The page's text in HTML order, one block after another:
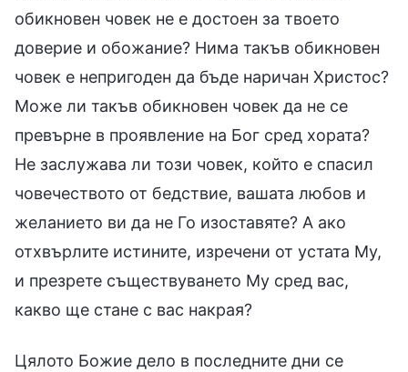
обикновен човек не е достоен за твоето
доверие и обожание? Нима такъв обикновен
човек е непригоден да бъде наричан Христос?
Може ли такъв обикновен човек да не се
превърне в проявление на Бог сред хората?
Не заслужава ли този човек, който е спасил
човечеството от бедствие, вашата любов и
желанието ви да не Го изоставяте? А ако
отхвърлите истините, изречени от устата Му,
и презрете съществуването Му сред вас,
какво ще стане с вас накрая?
Цялото Божие дело в последните дни се